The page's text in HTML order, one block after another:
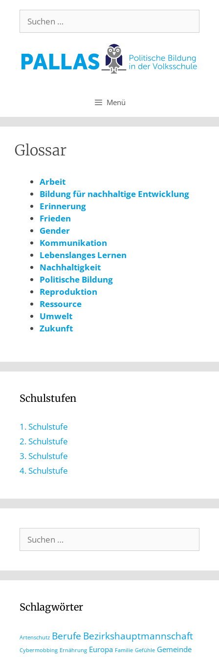
Menü
Glossar
Arbeit
Bildung für nachhaltige Entwicklung
Erinnerung
Frieden
Gender
Kommunikation
Lebenslanges Lernen
Nachhaltigkeit
Politische Bildung
Reproduktion
Ressource
Umwelt
Zukunft
Schulstufen
1. Schulstufe
2. Schulstufe
3. Schulstufe
4. Schulstufe
Schlagwörter
Artenschutz Berufe Bezirkshauptmannschaft
Cybermobbing Ernährung Europa Familie Gefühle Gemeinde